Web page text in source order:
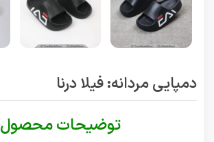
دمپایی مردانه: فیلا درنا
توضیحات محصول